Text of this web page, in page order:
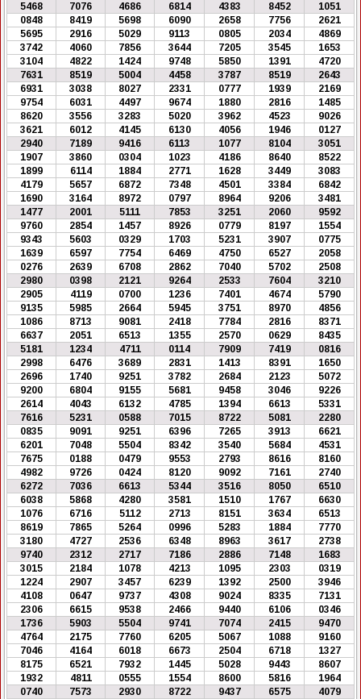
5468 7076 4686 6814 4383 8452
1051
0848
8419 5698 6090 2658 7756
2621
5695
2916 5029 9113 0805 2034
4869
3742
4060 7856 3644 7205 3545
1653
3104
4822 1424 9748 5850 1391
4720
7631
8519 5004 4458 3787 8519
2643
6931
3038 8027 2331 0777 1939
2169
9754
6031 4497 9674 1880 2816
1485
8620
3556 3283 5020 3962 4523
9026
3621
6012 4145 6130 4056 1946
0127
2940
7189 9416 6113 1077 8104
3051
1907
3860 0304 1023 4186 8640
8522
1899
6114 1884 2771 1628 3449
3083
4179
5657 6872 7348 4501 3384
6842
1690
3164 8972 0797 8964 9206
3481
1477
2001 5111 7853 3251 2060
9592
9760
2854 1457 8926 0779 8197
1554
9343
5603 0329 1703 5231 3907
0775
1639
6597 7754 6469 4750 6527
2058
0276
2639 6708 2862 7040 5702
2508
2980
0398 2121 9264 2533 7604
3210
2905
4119 0700 1236 7401 4674
5790
9135
5985 2664 5945 3751 8970
4856
1086
8713 9081 2418 7784 2816
8371
6637
2051 6513 1355 2570 0629
8435
5181
1234 4711 0114 7909 7419
0816
2998
6476 3689 2831 1413 8391
1650
2696
1740 9251 3782 2684 2123
5072
9200
6804 9155 5681 9458 3046
9226
2614
4043 6132 4785 1394 6613
5331
7616
5231 0588 7015 8722 5081
2280
0835
9091 9251 6396 7265 3913
6621
6201
7048 5504 8342 3540 5684
4531
7675
0188 0479 9553 2793 8616
8160
4982
9726 0424 8120 9092 7161
2740
6272
7036 6613 5344 3516 8050
6510
6038
5868 4280 3581 1510 1767
6630
1076
6716 5112 2713 8151 3634
6513
8619
7865 5264 0996 5283 1884
7770
3180
4727 2536 6348 8963 3617
2738
9740
2312 2717 7186 2886 7148
1683
3015
2184 1078 4213 1095 2303
0319
1224
2907 3457 6239 1392 2500
3946
4108
0647 9737 4308 9024 8335
7131
2306
6615 9538 2466 9440 6106
0346
1736
5903 5504 9741 7074 2415
9470
4764
2175 7760 6205 5067 1088
9160
7046
4164 6018 6673 2504 6718
1327
8175
6521 7932 1445 5028 9443
8607
1932
4811 0555 1554 8600 5816
1964
0740
7573 2930 8722 9437 6575
4079